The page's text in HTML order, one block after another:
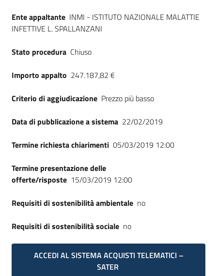
site
Seguici
su
Ente appaltante INMI - ISTITUTO NAZIONALE MALATTIE
INFETTIVE L. SPALLANZANI
Stato procedura Chiuso
Importo appalto 247.187,82 €
Criterio di aggiudicazione Prezzo più basso
Data di pubblicazione a sistema 22/02/2019
Termine richiesta chiarimenti 05/03/2019 12:00
Termine presentazione delle
offerte/risposte 15/03/2019 12:00
Requisiti di sostenibilità ambientale no
Requisiti di sostenibilità sociale no
ACCEDI AL SISTEMA ACQUISTI TELEMATICI –
SATER